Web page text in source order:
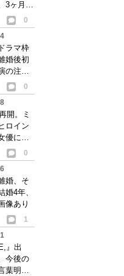
3ヶ月で
0
ラマ枠
婚後初
の注目
0
開。ミ
ロイン
優に転
0
婚、そ
4年、
像あり
1
』出
今後の
葉明か